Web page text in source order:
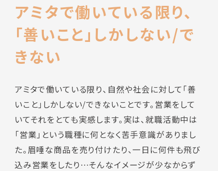
アミタで働いている限り、
「善いこと」しかしない/で
きない
アミタで働いている限り、自然や社会に対して「善
いこと」しかしない/できないことです。営業をして
いてそれをとても実感します。実は、就職活動中は
「営業」という職種に何となく苦手意識がありまし
た。眉唾な商品を売り付けたり、一日に何件も飛び
込み営業をしたり…そんなイメージが少なからず